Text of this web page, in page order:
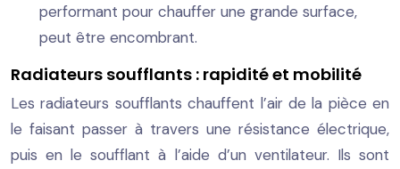
performant pour chauffer une grande surface,
peut être encombrant.
Radiateurs soufflants : rapidité et mobilité
Les radiateurs soufflants chauffent l’air de la pièce en
le faisant passer à travers une résistance électrique,
puis en le soufflant à l’aide d’un ventilateur. Ils sont